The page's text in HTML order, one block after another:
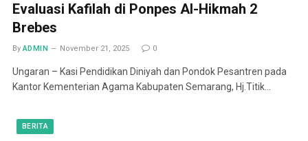
Evaluasi Kafilah di Ponpes Al-Hikmah 2
Brebes
By ADMIN November 21, 2025 0
Ungaran – Kasi Pendidikan Diniyah dan Pondok Pesantren pada
Kantor Kementerian Agama Kabupaten Semarang, Hj.Titik…
BERITA